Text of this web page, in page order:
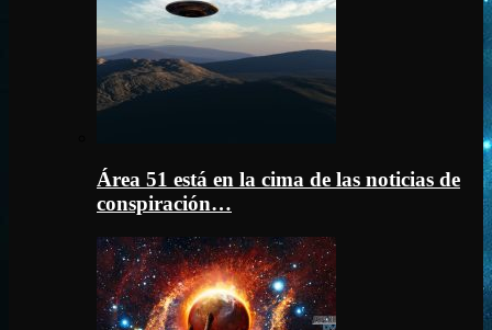
Área 51 está en la cima de las noticias de
conspiración…